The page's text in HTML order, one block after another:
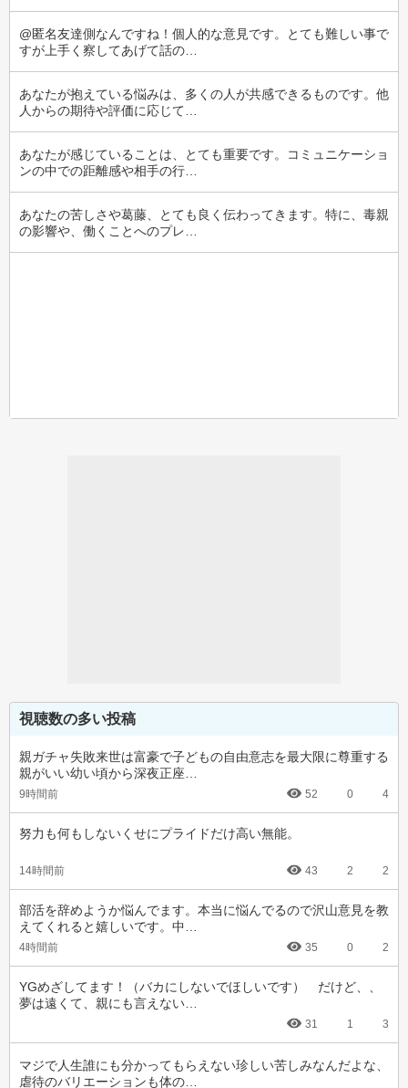
@匿名友達側なんですね！個人的な意見です。とても難しい事で
すが上手く察してあげて話の…
あなたが抱えている悩みは、多くの人が共感できるものです。他
人からの期待や評価に応じて…
あなたが感じていることは、とても重要です。コミュニケーショ
ンの中での距離感や相手の行…
あなたの苦しさや葛藤、とても良く伝わってきます。特に、毒親
の影響や、働くことへのプレ…
視聴数の多い投稿
親ガチャ失敗来世は富豪で子どもの自由意志を最大限に尊重する
親がいい幼い頃から深夜正座…
9時間前 52 0 4
努力も何もしないくせにプライドだけ高い無能。
14時間前 43 2 2
部活を辞めようか悩んでます。本当に悩んでるので沢山意見を教
えてくれると嬉しいです。中…
4時間前 35 0 2
YGめざしてます！（バカにしないでほしいです）　だけど、、
夢は遠くて、親にも言えない…
31 1 3
マジで人生誰にも分かってもらえない珍しい苦しみなんだよな、
虐待のバリエーションも体の…